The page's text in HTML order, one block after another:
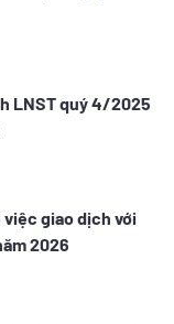
LNST quý 4/2025
việc giao dịch với
2026